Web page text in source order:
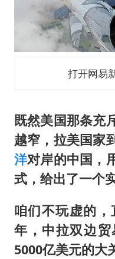
打开网易
既然美国那条充
越窄，拉美国家
洋对岸的中国，
式，给出了一个
咱们不玩虚的
年，中拉双边
5000亿美元的大